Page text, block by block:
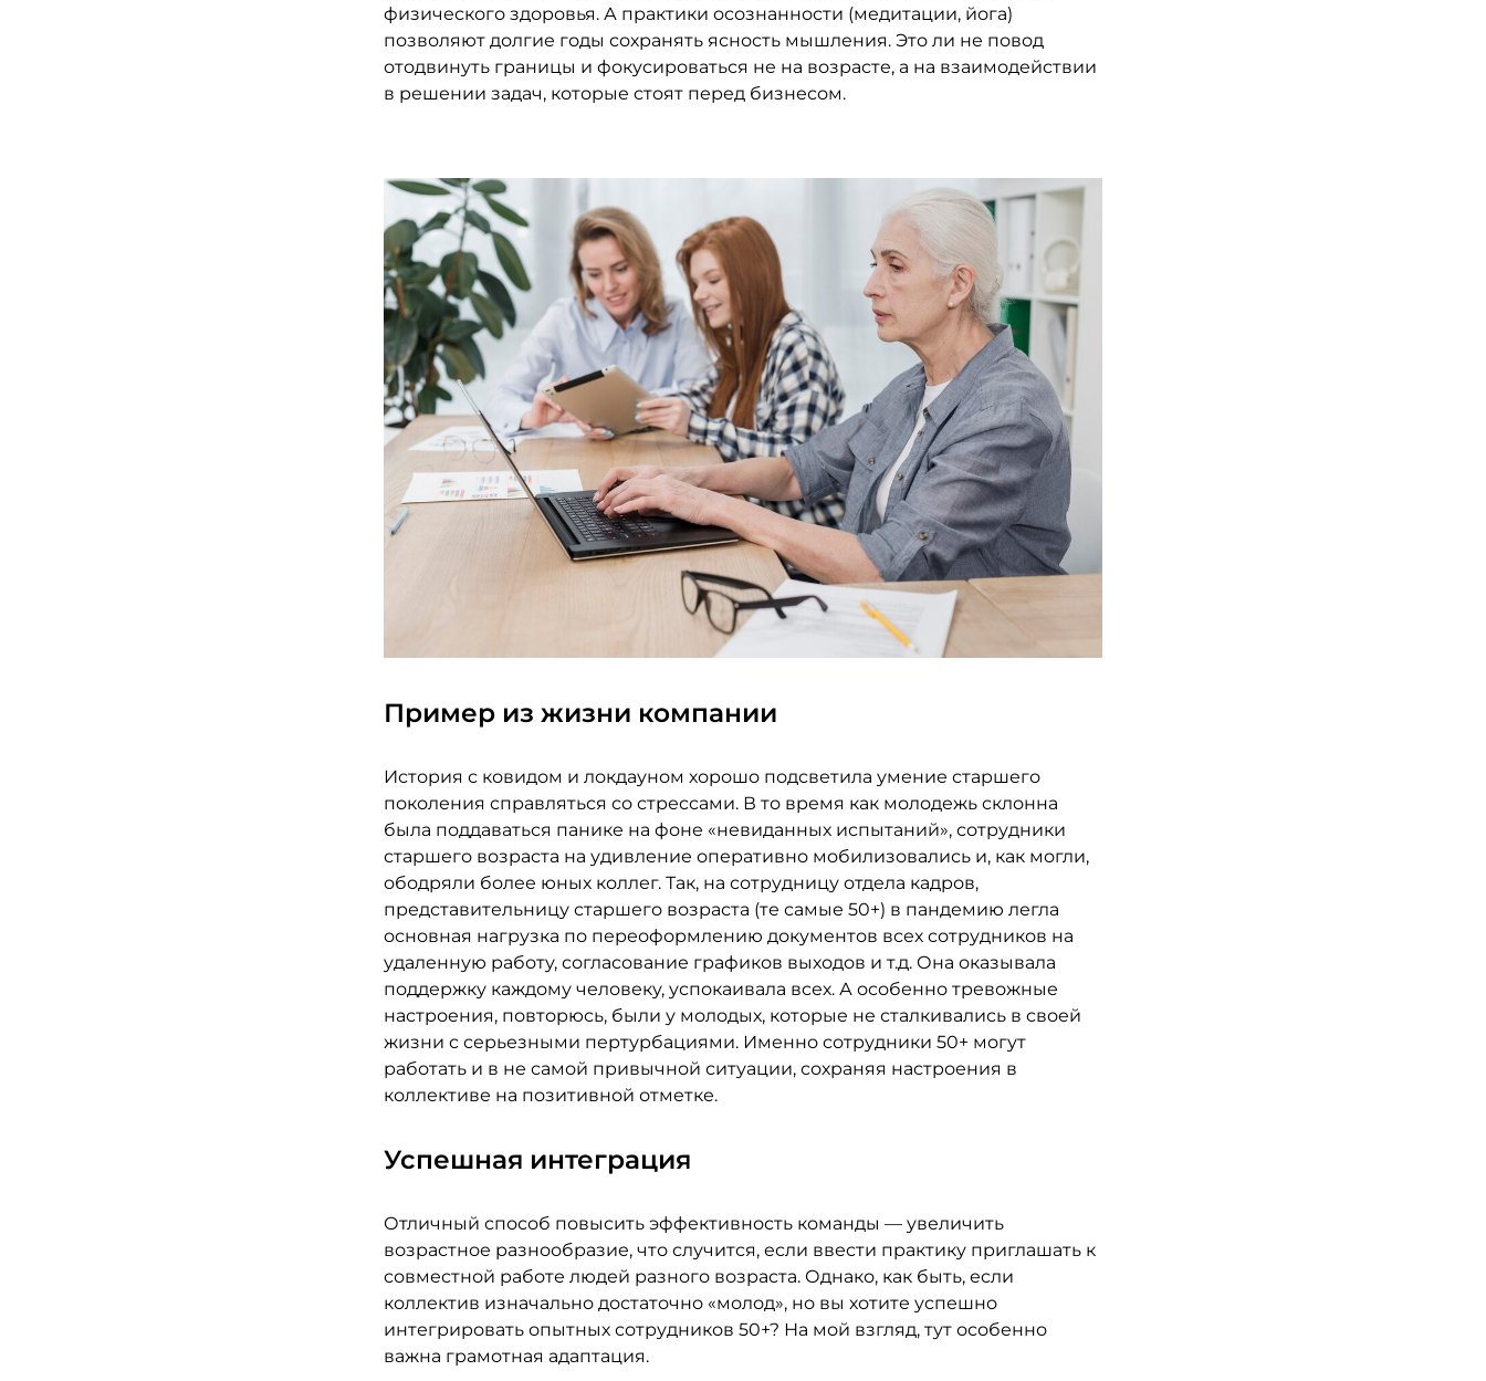
физического здоровья. А практики осознанности (медитации, йога)
позволяют долгие годы сохранять ясность мышления. Это ли не повод
отодвинуть границы и фокусироваться не на возрасте, а на взаимодействии
в решении задач, которые стоят перед бизнесом.
Пример из жизни компании
История с ковидом и локдауном хорошо подсветила умение старшего
поколения справляться со стрессами. В то время как молодежь склонна
была поддаваться панике на фоне «невиданных испытаний», сотрудники
старшего возраста на удивление оперативно мобилизовались и, как могли,
ободряли более юных коллег. Так, на сотрудницу отдела кадров,
представительницу старшего возраста (те самые 50+) в пандемию легла
основная нагрузка по переоформлению документов всех сотрудников на
удаленную работу, согласование графиков выходов и т.д. Она оказывала
поддержку каждому человеку, успокаивала всех. А особенно тревожные
настроения, повторюсь, были у молодых, которые не сталкивались в своей
жизни с серьезными пертурбациями. Именно сотрудники 50+ могут
работать и в не самой привычной ситуации, сохраняя настроения в
коллективе на позитивной отметке.
Успешная интеграция
Отличный способ повысить эффективность команды — увеличить
возрастное разнообразие, что случится, если ввести практику приглашать к
совместной работе людей разного возраста. Однако, как быть, если
коллектив изначально достаточно «молод», но вы хотите успешно
интегрировать опытных сотрудников 50+? На мой взгляд, тут особенно
важна грамотная адаптация.